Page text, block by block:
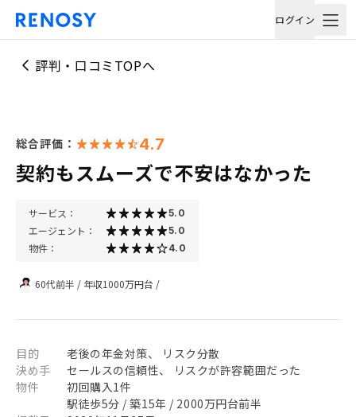
ログイン
評判・口コミTOPへ
総合評価： 4.7
契約もスムーズで不安はなかった
サービス： 5.0
エージェント： 5.0
物件： 4.0
60代前半 / 年収1000万円台 /
目的
老後の年金対策、 リスク分散
決め手
セールスの信頼性、 リスクが許容範囲だった
物件
初回購入1件
駅徒歩5分 / 築15年 / 2000万円台前半